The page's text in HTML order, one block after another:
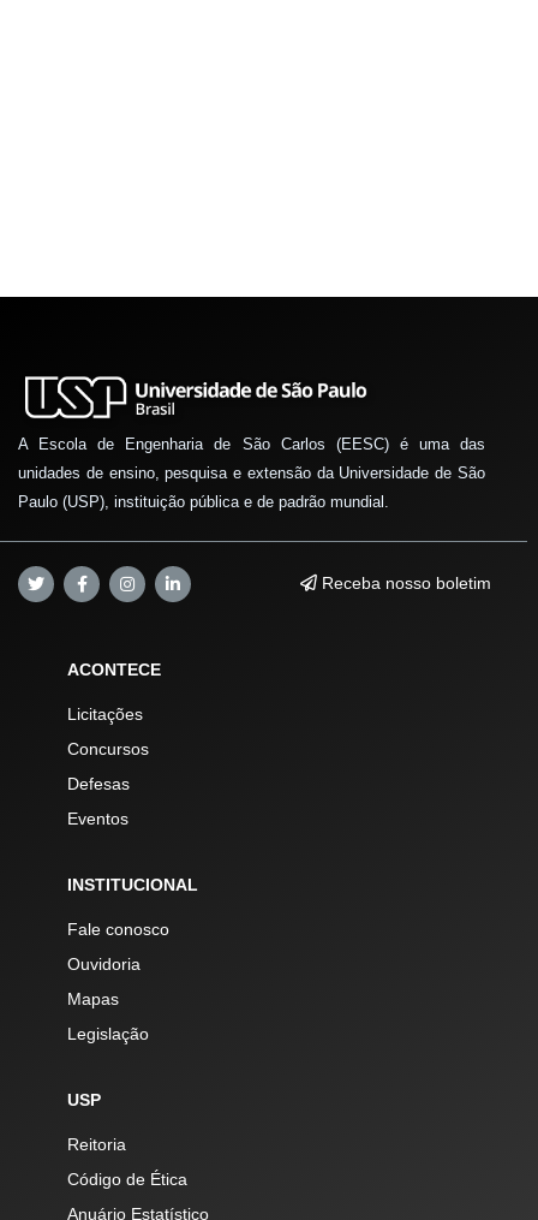
A Escola de Engenharia de São Carlos (EESC) é uma das
unidades de ensino, pesquisa e extensão da Universidade de São
Paulo (USP), instituição pública e de padrão mundial.
Receba nosso boletim
ACONTECE
Licitações
Concursos
Defesas
Eventos
INSTITUCIONAL
Fale conosco
Ouvidoria
Mapas
Legislação
USP
Reitoria
Código de Ética
Anuário Estatístico